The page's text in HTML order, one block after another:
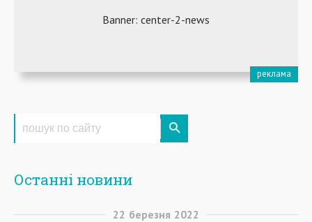
Останні новини
22 березня 2022